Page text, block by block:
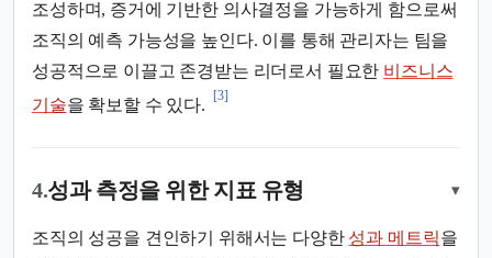
조성하며, 증거에 기반한 의사결정을 가능하게 함으로써
조직의 예측 가능성을 높인다. 이를 통해 관리자는 팀을
성공적으로 이끌고 존경받는 리더로서 필요한 비즈니스
기술을 확보할 수 있다.
[3]
4.성과 측정을 위한 지표 유형 ▾
조직의 성공을 견인하기 위해서는 다양한 성과 메트릭을